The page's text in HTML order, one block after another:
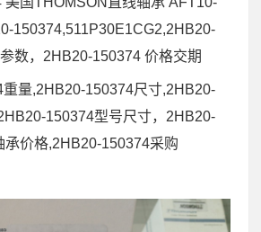
150374,511P30E1CG2,2HB20-
数，2HB20-150374 价格交期
量,2HB20-150374尺寸,2HB20-
150374型号尺寸，2HB20-
承价格,2HB20-150374采购